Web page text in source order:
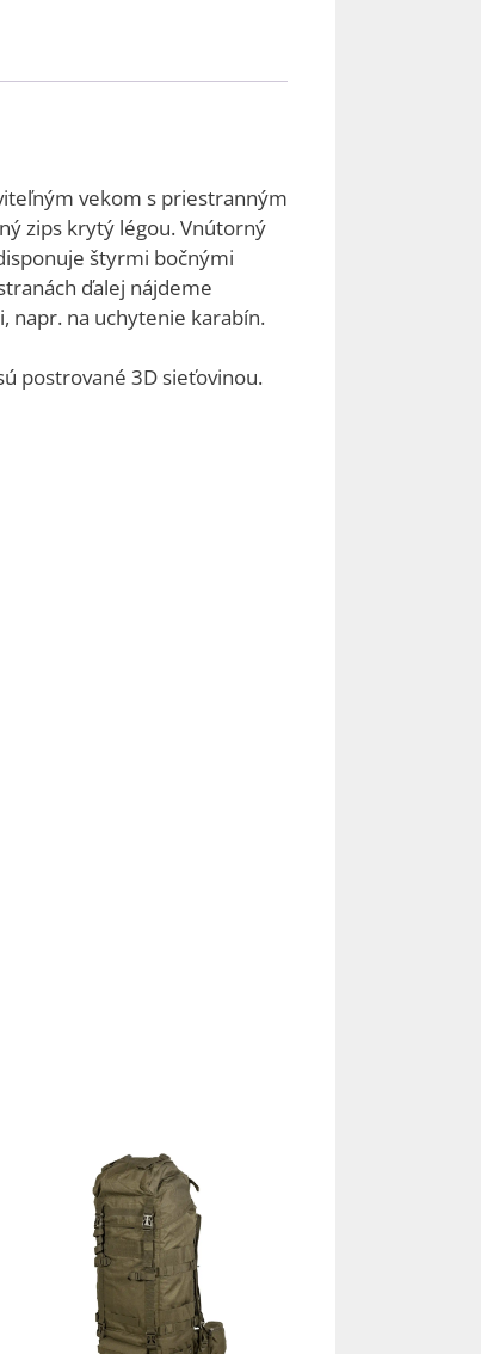
vekom s priestranným
zips krytý légou. Vnútorný
štyrmi bočnými
ďalej nájdeme
napr. na uchytenie karabín.
postrované 3D sieťovinou.